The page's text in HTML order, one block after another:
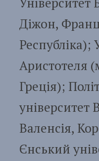
Діжон,
Республіка);
Аристотеля
Греція);
університет
Валенсія,
Єнський